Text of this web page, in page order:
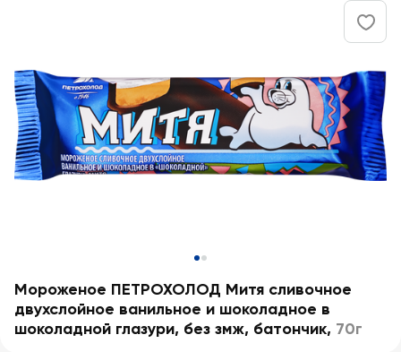
Мороженое ПЕТРОХОЛОД Митя сливочное
двухслойное ванильное и шоколадное в
шоколадной глазури, без змж, батончик, 70г